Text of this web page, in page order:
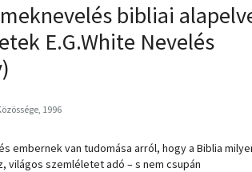
bibliai
E.G.White Nevelés
1996
embernek van tudomása arról, hogy a Biblia
világos szemléletet adó – s nem csupán